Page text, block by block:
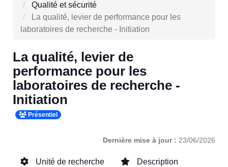
Qualité et sécurité
La qualité, levier de performance pour les
laboratoires de recherche - Initiation
La qualité, levier de
performance pour les
laboratoires de recherche -
Initiation
Présentiel
Dernière mise à jour : 23/06/2026
Unité de recherche Description